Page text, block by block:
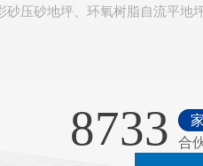
压砂地坪、环氧树脂自流平地
8733
合